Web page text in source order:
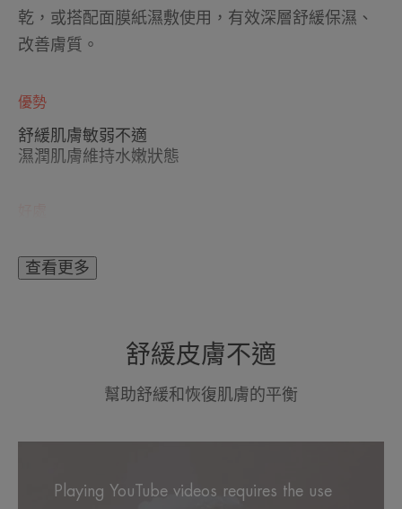
乾，或搭配面膜紙濕敷使用，有效深層舒緩保濕、
改善膚質。
優勢
舒緩肌膚敏弱不適
濕潤肌膚維持水嫩狀態
使肌膚維持健康狀態，提升肌膚防護力。
查看更多
舒緩皮膚不適
幫助舒緩和恢復肌膚的平衡
Playing YouTube videos requires the use